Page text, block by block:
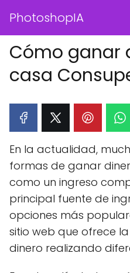
PhotoshopIA
Cómo ganar
casa
En la actualidad,
formas de ganar
como un ingreso
principal fuente de
opciones más
sitio web que ofrece
dinero realizando